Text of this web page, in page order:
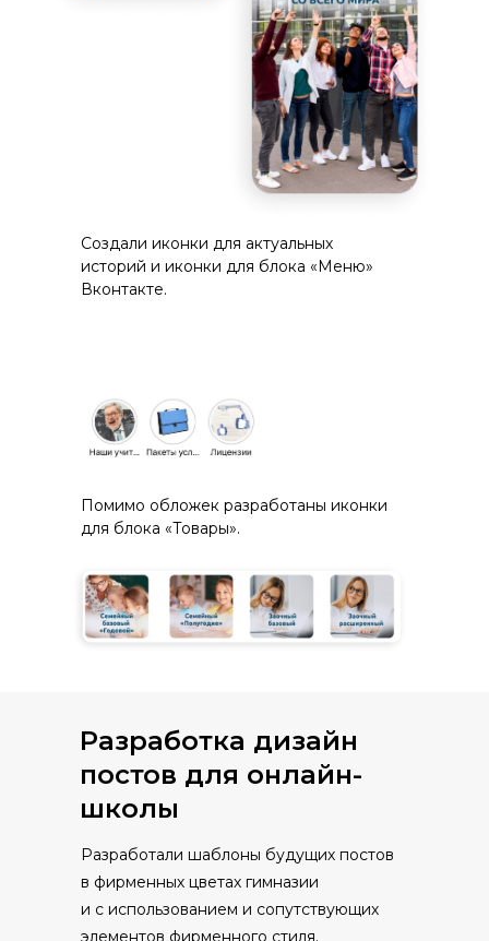
Создали иконки для актуальных
историй и иконки для блока «Меню»
Вконтакте.
Помимо обложек разработаны иконки
для блока «Товары».
Разработка дизайн
постов для онлайн-
школы
Разработали шаблоны будущих постов
в фирменных цветах гимназии
и с использованием и сопутствующих
элементов фирменного стиля.